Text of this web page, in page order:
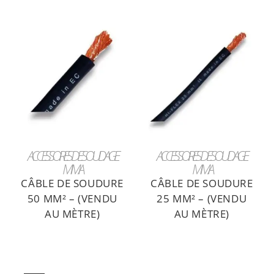
ACCESSOIRES DE SOUDAGE
MMA
CÂBLE DE SOUDURE
50 MM² – (VENDU
AU MÈTRE)
ACCESSOIRES DE SOUDAGE
MMA
CÂBLE DE SOUDURE
25 MM² – (VENDU
AU MÈTRE)